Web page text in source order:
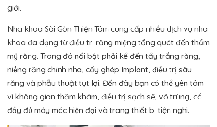
giới.
Nha khoa Sài Gòn Thiện Tâm cung cấp nhiều dịch vụ nha
khoa đa dạng từ điều trị răng miệng tổng quát đến thẩm
mỹ răng. Trong đó nổi bật phải kể đến tẩy trắng răng,
niềng răng chỉnh nha, cấy ghép Implant, điều trị sâu
răng và phẫu thuật tụt lợi. Đến đây bạn có thể yên tâm
vì không gian thăm khám, điều trị sạch sẽ, vô trùng, có
đầy đủ máy móc hiện đại và trang thiết bị tiện nghi.